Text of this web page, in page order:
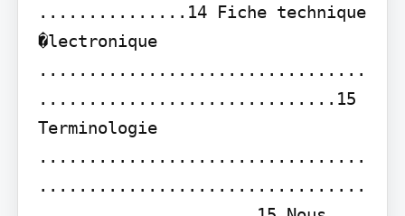
...............14 Fiche technique
�lectronique
.................................
..............................15
Terminologie
.................................
.................................